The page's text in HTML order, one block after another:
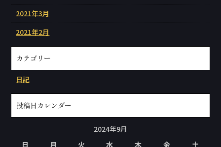
2021年3月
2021年2月
カテゴリー
日記
投稿日カレンダー
2024年9月
日
月 火 水 木 金 土